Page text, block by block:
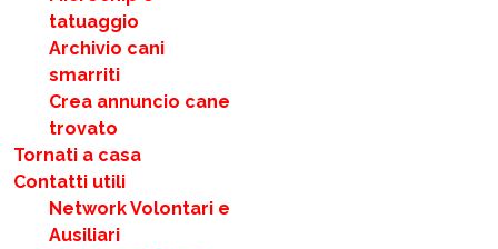
tatuaggio
Archivio cani
smarriti
Crea annuncio cane
trovato
Tornati a casa
Contatti utili
Network Volontari e
Ausiliari